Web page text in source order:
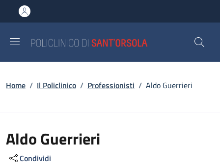
al contenuto principale
to footer content
Briciole di pane
Home / Il Policlinico / Professionisti / Aldo Guerrieri
Aldo Guerrieri
Condividi